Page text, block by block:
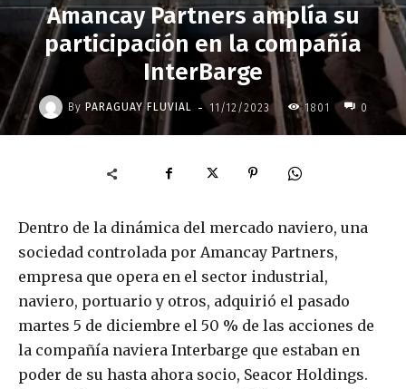
Amancay Partners amplía su
participación en la compañía
InterBarge
By PARAGUAY FLUVIAL - 11/12/2023 1801 0
Dentro de la dinámica del mercado naviero, una
sociedad controlada por Amancay Partners,
empresa que opera en el sector industrial,
naviero, portuario y otros, adquirió el pasado
martes 5 de diciembre el 50 % de las acciones de
la compañía naviera Interbarge que estaban en
poder de su hasta ahora socio, Seacor Holdings.